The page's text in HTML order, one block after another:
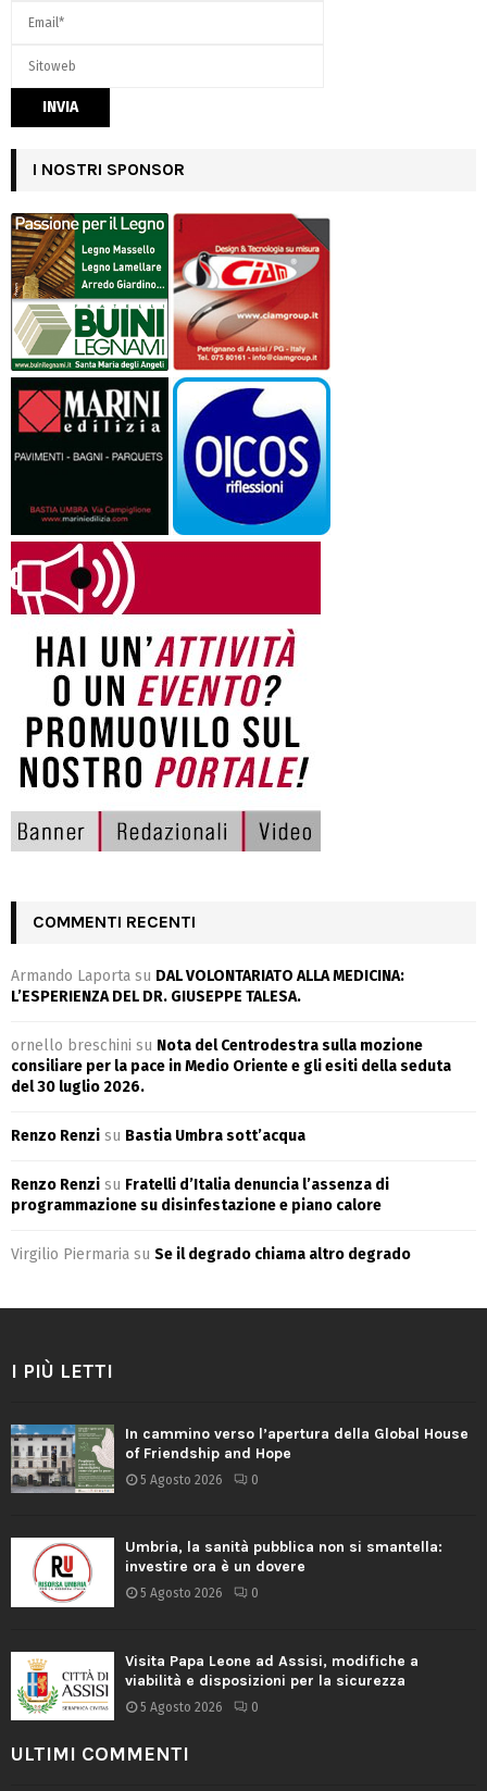
I NOSTRI SPONSOR
COMMENTI RECENTI
Armando Laporta su DAL VOLONTARIATO ALLA MEDICINA:
L’ESPERIENZA DEL DR. GIUSEPPE TALESA.
ornello breschini su Nota del Centrodestra sulla mozione
consiliare per la pace in Medio Oriente e gli esiti della seduta
del 30 luglio 2026.
Renzo Renzi su Bastia Umbra sott’acqua
Renzo Renzi su Fratelli d’Italia denuncia l’assenza di
programmazione su disinfestazione e piano calore
Virgilio Piermaria su Se il degrado chiama altro degrado
I PIÙ LETTI
In cammino verso l’apertura della Global House
of Friendship and Hope
5 Agosto 2026 0
Umbria, la sanità pubblica non si smantella:
investire ora è un dovere
5 Agosto 2026 0
Visita Papa Leone ad Assisi, modifiche a
viabilità e disposizioni per la sicurezza
5 Agosto 2026 0
ULTIMI COMMENTI